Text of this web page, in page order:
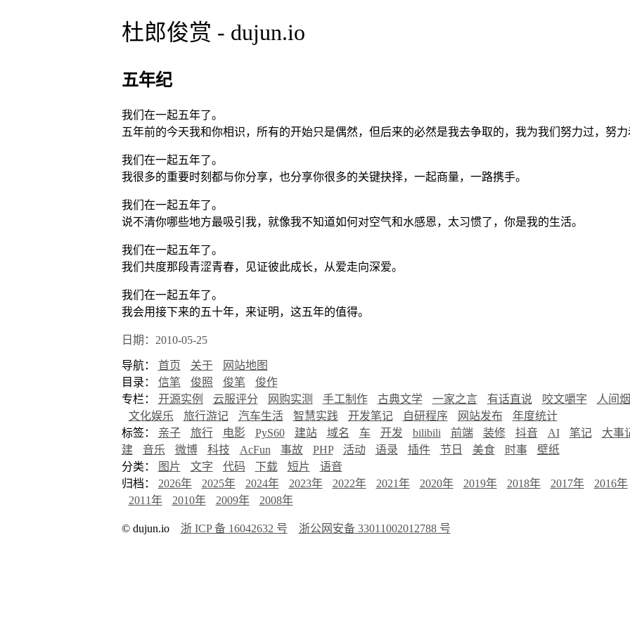
杜郎俊赏 - dujun.io
五年纪
我们在一起五年了。
五年前的今天我和你相识，所有的开始只是偶然，但后来的必然是我去争取的，我为我们努力过，努力
我们在一起五年了。
我很多的重要时刻都与你分享，也分享你很多的关键抉择，一起商量，一路携手。
我们在一起五年了。
说不清你哪些地方最吸引我，就像我不知道如何对空气和水感恩，太习惯了，你是我的生活。
我们在一起五年了。
我们共度那段青涩青春，见证彼此成长，从爱走向深爱。
我们在一起五年了。
我会用接下来的五十年，来证明，这五年的值得。
日期：2010-05-25
导航： 首页 关于
网站地图
目录： 信笔 俊照 俊笔
俊作
专栏： 开源实例 云服评分 网购实测 手工制作 古典文学 一家之言 有话直说 咬文嚼字
人间
文化娱乐
旅行游记 汽车生活 智慧实践 开发笔记 自研程序 网站发布
年度统计
标签： 亲子 旅行 电影 PyS60 建站 域名 车 开发 bilibili 前端 装修 抖音 AI 笔记
大事
建
音乐 微博 科技 AcFun 事故 PHP 活动 语录 插件 节日 美食 时事
壁纸
分类：
图片 文字 代码 下载 短片
语音
归档： 2026年 2025年 2024年 2023年 2022年 2021年 2020年 2019年 2018年 2017年
2016年
2011年
2010年 2009年 2008年
© dujun.io 浙 ICP 备 16042632 号 浙公网安备 33011002012788 号